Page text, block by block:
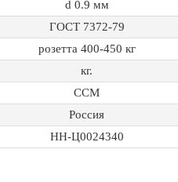
d 0.9 мм
ГОСТ 7372-79
розетта 400-450 кг
кг.
ССМ
Россия
НН-Ц0024340